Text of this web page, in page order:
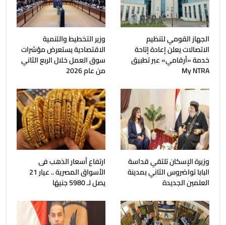
الجهاز القومي لتنظيم
الاتصالات يعلن إعادة إتاحة
خدمة «أرقامي» عبر تطبيق
My NTRA
وزير التخطيط والتنمية
الاقتصادية يستعرض مؤشرات
سوق العمل خلال الربع الثاني
من عام 2026
وزيرة الإسكان تلتقي قداسة
البابا تواضروس الثاني بمدينة
العلمين الجديدة
ارتفاع أسعار الذهب فى
الأسواق المصرية .. عيار 21
يصل لـ 5980 جنيهًا